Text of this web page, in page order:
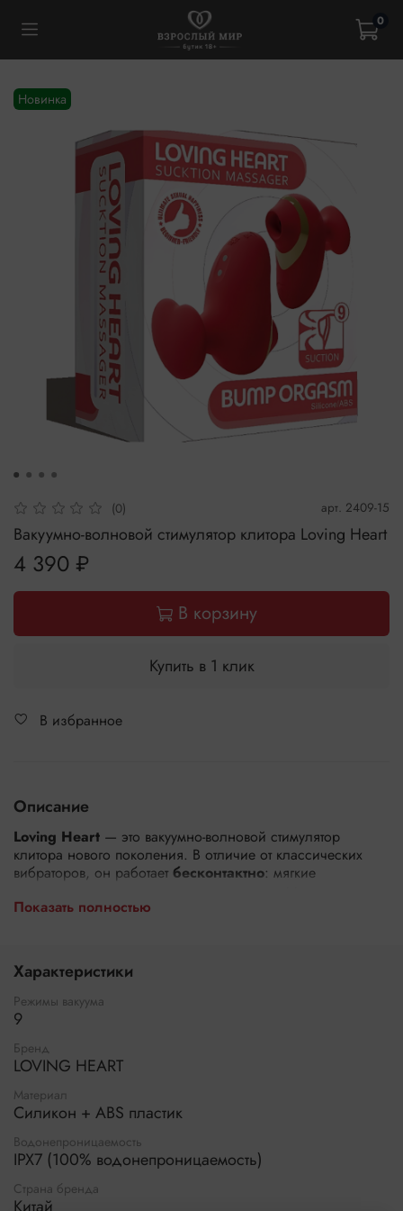
0
Новинка
(0) арт. 2409-15
Вакуумно-волновой стимулятор клитора Loving Heart
4 390 ₽
В корзину
Купить в 1 клик
В избранное
Описание
Loving Heart — это вакуумно-волновой стимулятор
клитора нового поколения. В отличие от классических
вибраторов, он работает бесконтактно: мягкие
и ритмичного давления на клитор, вызывая мощные,
яркий аксессуар, а высокотехнологичный девайс с 9
режимами на любой вкус: от нежной ласки до
интенсивной пульсации.
Как работает вакуумно-волновая
стимуляция?
Технология имитирует оральную стимуляцию, но без
прямого контакта с кожей:
Стимулятор плотно прилегает к вульве, создавая
герметичную камеру.
Встроенная мембрана создает воздушные волны,
Показать полностью
Характеристики
Режимы вакуума
9
Бренд
LOVING HEART
Материал
Силикон + ABS пластик
Водонепроницаемость
IPX7 (100% водонепроницаемость)
Страна бренда